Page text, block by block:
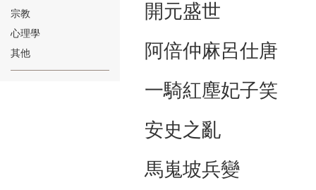
宗教
心理學
其他
開元盛世
阿倍仲麻呂仕唐
一騎紅塵妃子笑
安史之亂
馬嵬坡兵變